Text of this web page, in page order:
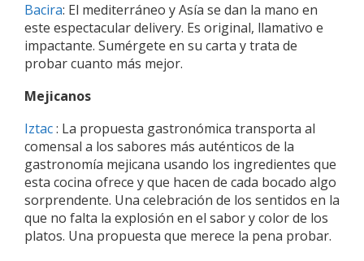
Bacira: El mediterráneo y Asía se dan la mano en
este espectacular delivery. Es original, llamativo e
impactante. Sumérgete en su carta y trata de
probar cuanto más mejor.
Mejicanos
Iztac: La propuesta gastronómica transporta al
comensal a los sabores más auténticos de la
gastronomía mejicana usando los ingredientes que
esta cocina ofrece y que hacen de cada bocado algo
sorprendente. Una celebración de los sentidos en la
que no falta la explosión en el sabor y color de los
platos. Una propuesta que merece la pena probar.